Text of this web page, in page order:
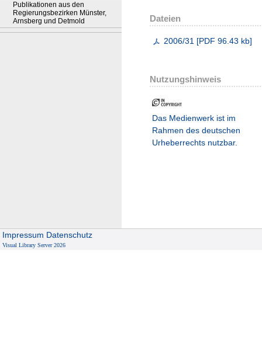
Publikationen aus den
Regierungsbezirken Münster,
Arnsberg und Detmold
Dateien
2006/31 [PDF 96.43 kb]
Nutzungshinweis
Das Medienwerk ist im
Rahmen des deutschen
Urheberrechts nutzbar.
Impressum Datenschutz
Visual Library Server 2026